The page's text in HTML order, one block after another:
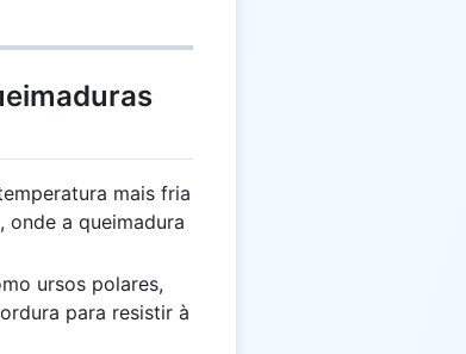
mais fria
a queimadura
ursos polares,
para resistir à